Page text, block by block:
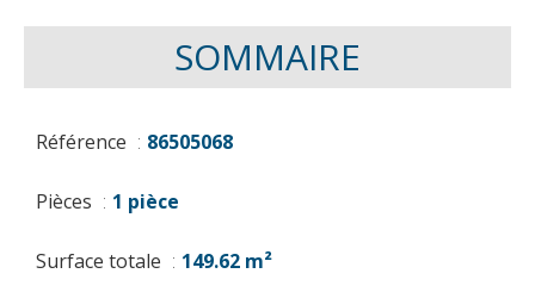
SOMMAIRE
Référence 86505068
Pièces 1 pièce
Surface totale 149.62 m²